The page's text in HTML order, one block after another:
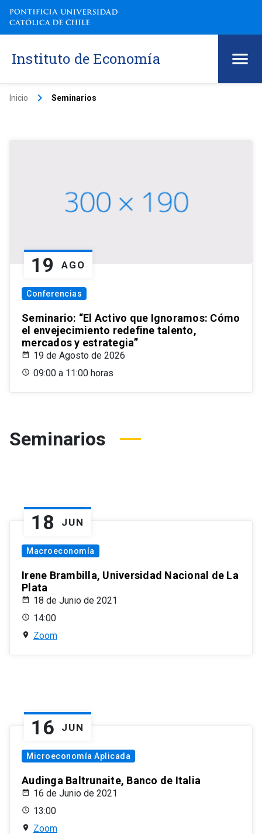
Instituto de Economía
Inicio keyboard_arrow_right Seminarios
19 AGO
Conferencias
Seminario: “El Activo que Ignoramos: Cómo
el envejecimiento redefine talento,
mercados y estrategia”
19 de Agosto de 2026
09:00 a 11:00 horas
Seminarios
18 JUN
Macroeconomía
Irene Brambilla, Universidad Nacional de La
Plata
18 de Junio de 2021
14:00
Zoom
16 JUN
Microeconomía Aplicada
Audinga Baltrunaite, Banco de Italia
16 de Junio de 2021
13:00
Zoom